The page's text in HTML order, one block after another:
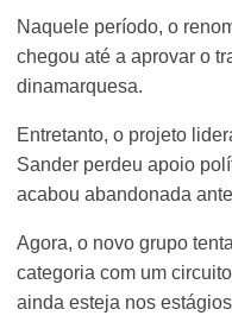
Naquele período, o
chegou até a aprovar o
dinamarquesa.
Entretanto, o projeto
Sander perdeu apoio
acabou abandonada
Agora, o novo grupo
categoria com um
ainda esteja nos